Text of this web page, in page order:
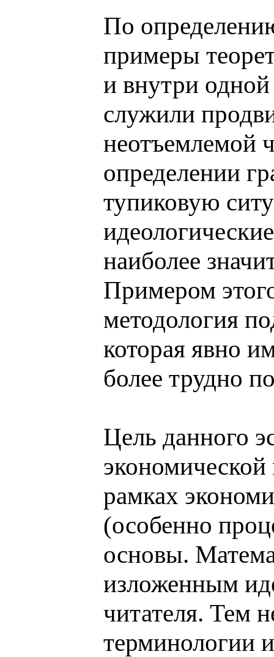
По
примеры
и внутри
служили
неотъемлемой
определении
тупиковую
наиболее
Примером
методология
которая явно
более трудно
Цель данного
рамках
(особенно
основы.
изложенным
читателя. Тем
терминологии